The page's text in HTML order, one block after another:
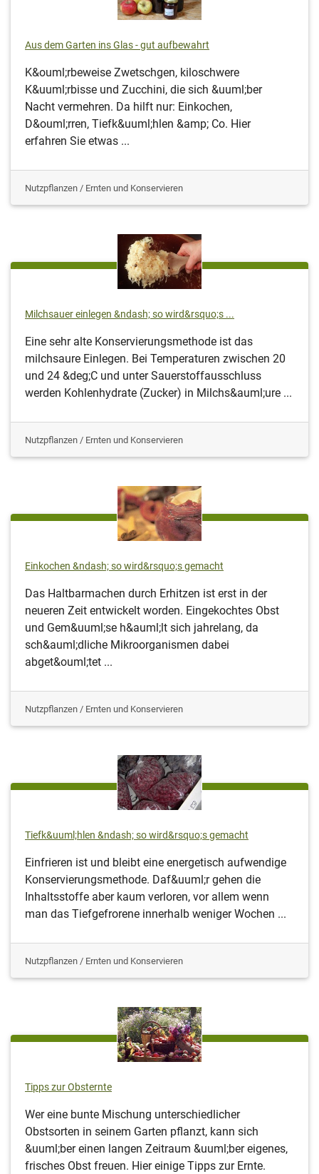
Aus dem Garten ins Glas - gut aufbewahrt
K&ouml;rbeweise Zwetschgen, kiloschwere
K&uuml;rbisse und Zucchini, die sich &uuml;ber
Nacht vermehren. Da hilft nur: Einkochen,
D&ouml;rren, Tiefk&uuml;hlen &amp; Co. Hier
erfahren Sie etwas ...
Nutzpflanzen / Ernten und Konservieren
Milchsauer einlegen &ndash; so wird&rsquo;s ...
Eine sehr alte Konservierungsmethode ist das
milchsaure Einlegen. Bei Temperaturen zwischen 20
und 24 &deg;C und unter Sauerstoffausschluss
werden Kohlenhydrate (Zucker) in Milchs&auml;ure ...
Nutzpflanzen / Ernten und Konservieren
Einkochen &ndash; so wird&rsquo;s gemacht
Das Haltbarmachen durch Erhitzen ist erst in der
neueren Zeit entwickelt worden. Eingekochtes Obst
und Gem&uuml;se h&auml;lt sich jahrelang, da
sch&auml;dliche Mikroorganismen dabei
abget&ouml;tet ...
Nutzpflanzen / Ernten und Konservieren
Tiefk&uuml;hlen &ndash; so wird&rsquo;s gemacht
Einfrieren ist und bleibt eine energetisch aufwendige
Konservierungsmethode. Daf&uuml;r gehen die
Inhaltsstoffe aber kaum verloren, vor allem wenn
man das Tiefgefrorene innerhalb weniger Wochen ...
Nutzpflanzen / Ernten und Konservieren
Tipps zur Obsternte
Wer eine bunte Mischung unterschiedlicher
Obstsorten in seinem Garten pflanzt, kann sich
&uuml;ber einen langen Zeitraum &uuml;ber eigenes,
frisches Obst freuen. Hier einige Tipps zur Ernte.